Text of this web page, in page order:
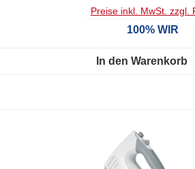
Preise inkl. MwSt. zzgl.
100% WIR
In den Warenkorb